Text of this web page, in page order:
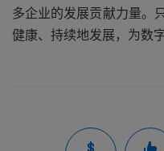
多企业的发展贡献力量。
健康、持续地发展，为数